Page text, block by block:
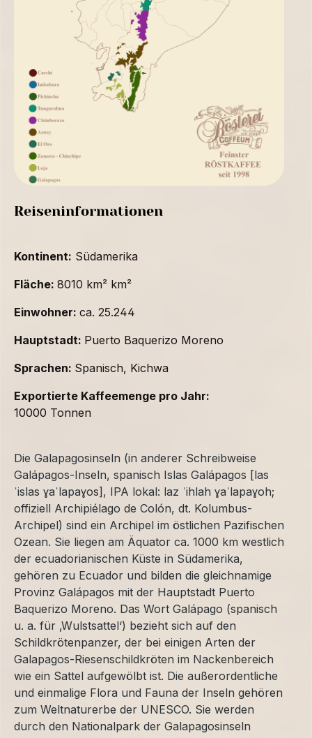
Reiseninformationen
Kontinent: Südamerika
Fläche: 8010 km² km²
Einwohner: ca. 25.244
Hauptstadt: Puerto Baquerizo Moreno
Sprachen: Spanisch, Kichwa
Exportierte Kaffeemenge pro Jahr:
10000 Tonnen
Die Galapagosinseln (in anderer Schreibweise
Galápagos-Inseln, spanisch Islas Galápagos [las
ˈislas ɣaˈlapaɣos], IPA lokal: laz ˈihlah ɣaˈlapaɣoh;
offiziell Archipiélago de Colón, dt. Kolumbus-
Archipel) sind ein Archipel im östlichen Pazifischen
Ozean. Sie liegen am Äquator ca. 1000 km westlich
der ecuadorianischen Küste in Südamerika,
gehören zu Ecuador und bilden die gleichnamige
Provinz Galápagos mit der Hauptstadt Puerto
Baquerizo Moreno. Das Wort Galápago (spanisch
u. a. für ‚Wulstsattel‘) bezieht sich auf den
Schildkrötenpanzer, der bei einigen Arten der
Galapagos-Riesenschildkröten im Nackenbereich
wie ein Sattel aufgewölbt ist. Die außerordentliche
und einmalige Flora und Fauna der Inseln gehören
zum Weltnaturerbe der UNESCO. Sie werden
durch den Nationalpark der Galapagosinseln